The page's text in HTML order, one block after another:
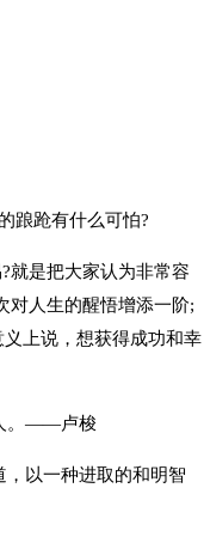
踉跄有什么可怕?
是把大家认为非常容
对人生的醒悟增添一阶;
上说，想获得成功和幸
。——卢梭
以一种进取的和明智